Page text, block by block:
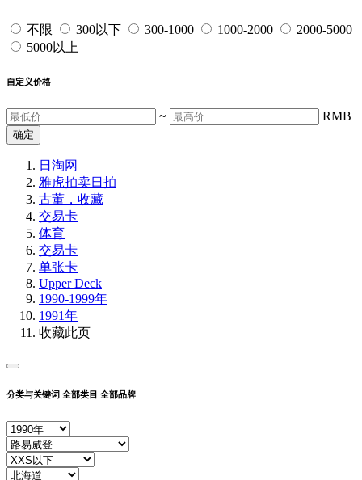
不限 300以下 300-1000 1000-2000
2000-5000
5000以上
自定义价格
~ RMB
确定
日淘网
雅虎拍卖日拍
古董，收藏
交易卡
体育
交易卡
单张卡
Upper Deck
1990-1999年
1991年
收藏此页
分类与关键词 全部类目 全部品牌